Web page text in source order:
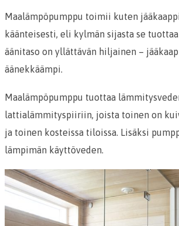
Maalämpöpumppu toimii kuten
käänteisesti, eli kylmän sijasta se
äänitaso on yllättävän hiljainen –
äänekkäämpi.
Maalämpöpumppu tuottaa
lattialämmityspiiriin, joista toinen on
ja toinen kosteissa tiloissa. Lisäksi
lämpimän käyttöveden.